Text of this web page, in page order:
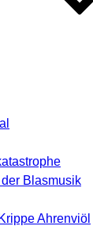
Blasmusik
Ahrenviöl